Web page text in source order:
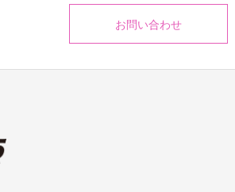
お問い合わせ